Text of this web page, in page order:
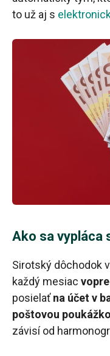
to už aj s
Ako sa vypláca
Sirotský dôchodok
každý mesiac
posielaťna účet v
poštovou
závisí od